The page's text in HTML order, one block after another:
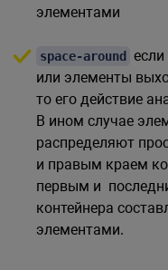
элементами
space-around
или элементы
то его действие
В ином случае
распределяют
и правым краем
первым и
контейнера
элементами.